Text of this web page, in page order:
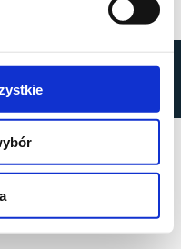
reserved